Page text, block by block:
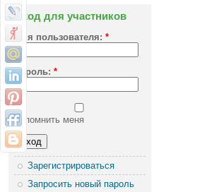
Вход для участников
Имя пользователя: *
Пароль: *
Запомнить меня
Зарегистрироваться
Запросить новый пароль